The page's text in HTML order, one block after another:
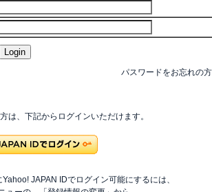
パスワードをお忘れの
は、下記からログインいただけます。
JAPAN IDでログイン可能にするには、